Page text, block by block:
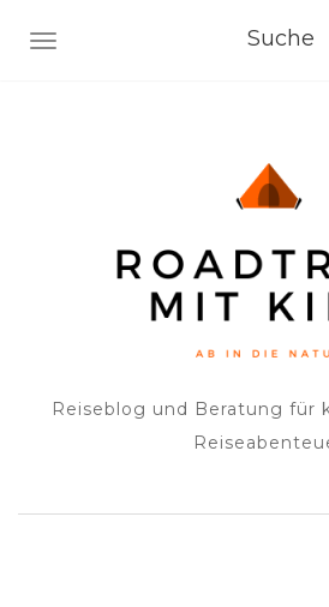
NAVIGATION EIN-/AUSSCHALTEN
Reiseblog und Beratung für